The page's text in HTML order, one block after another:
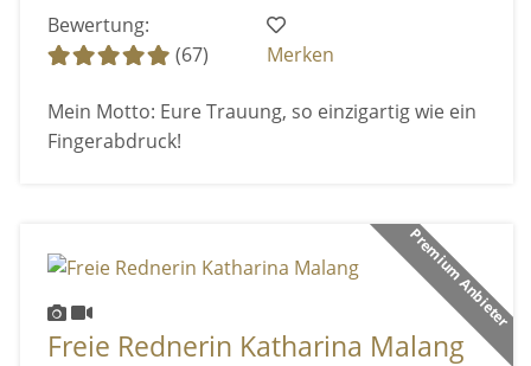
Bewertung:
(67)
Merken
Mein Motto: Eure Trauung, so einzigartig wie ein
Fingerabdruck!
Premium Anbieter
Freie Rednerin Katharina Malang